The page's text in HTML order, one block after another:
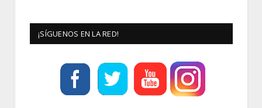
¡SÍGUENOS EN LA RED!